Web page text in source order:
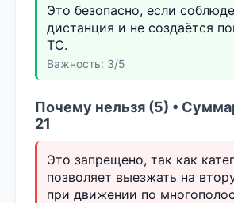
Это безопасно, если
дистанция и не создаётся
ТС.
Важность: 3/5
Почему нельзя (5) •
21
Это запрещено, так как
позволяет выезжать на
при движении по